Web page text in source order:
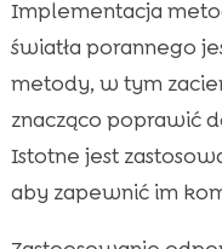
Implementacja
światła porannego
metody, w tym
znacząco poprawić
Istotne jest
aby zapewnić im